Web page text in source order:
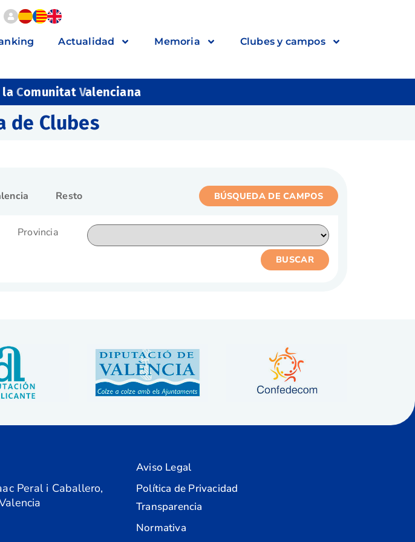
Actualidad Memoria Clubes y campos
ComunitatValenciana
de Clubes
Resto
Provincia
BÚSQUEDA DE CAMPOS
Peral i Caballero,
Aviso Legal
Política de Privacidad
Transparencia
Normativa